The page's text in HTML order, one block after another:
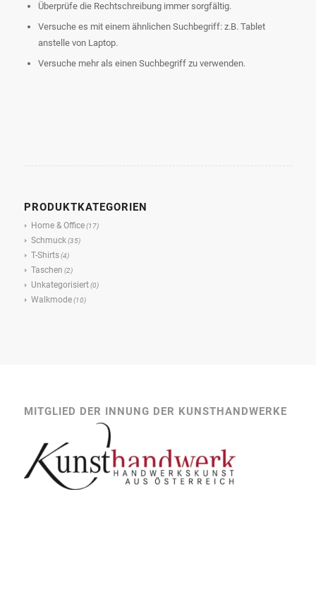
Überprüfe die Rechtschreibung immer sorgfältig.
Versuche es mit einem ähnlichen Suchbegriff: z.B. Tablet
anstelle von Laptop.
Versuche mehr als einen Suchbegriff zu verwenden.
PRODUKTKATEGORIEN
Home & Office (17)
Schmuck (35)
T-Shirts (4)
Taschen (2)
Unkategorisiert (0)
Walkmode (10)
MITGLIED DER INNUNG DER KUNSTHANDWERKE